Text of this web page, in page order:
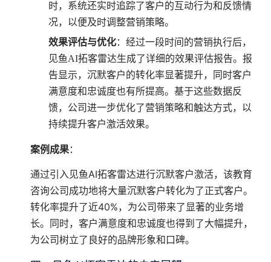
时，系统还实时追踪了客户的互动行为和反馈情
况，以便及时调整营销策略。
效果评估与优化：经过一段时间的营销执行后，
见鱼AI拓客雷达生成了详细的效果评估报告。报
告显示，沉默客户的转化率显著提升，同时客户
满意度和忠诚度也有所提高。基于这些数据反
馈，公司进一步优化了营销策略和触达方式，以
持续提升客户激活效果。
案例成果：
通过引入见鱼AI拓客雷达进行沉默客户激活，该教育
咨询公司成功地将大量沉默客户转化为了正式客户。
转化率提升了近40%，为公司带来了显著的业务增
长。同时，客户满意度和忠诚度也得到了大幅提升，
为公司树立了良好的品牌形象和口碑。